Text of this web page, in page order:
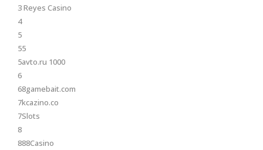
3 Reyes Casino
4
5
55
5avto.ru 1000
6
68gamebait.com
7kcazino.co
7Slots
8
888Casino